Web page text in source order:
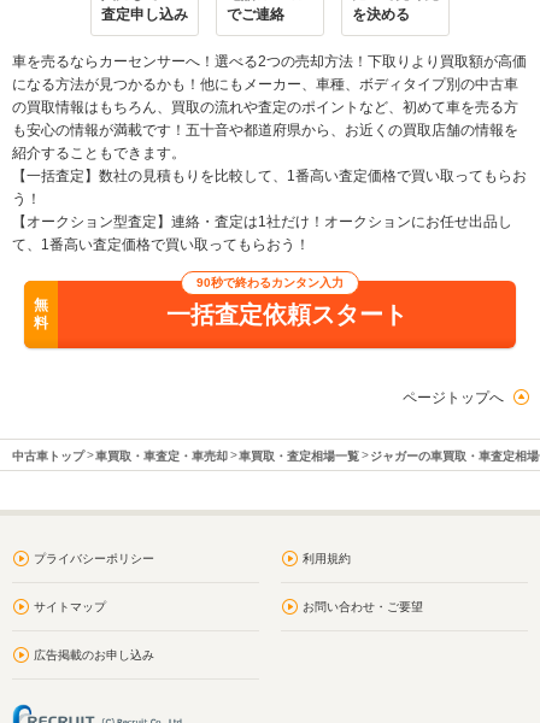
査定申し込み
でご連絡
を決める
車を売るならカーセンサーへ！選べる2つの売却方法！下取りより買取額が高価
になる方法が見つかるかも！他にもメーカー、車種、ボディタイプ別の中古車
の買取情報はもちろん、買取の流れや査定のポイントなど、初めて車を売る方
も安心の情報が満載です！五十音や都道府県から、お近くの買取店舗の情報を
紹介することもできます。
【一括査定】数社の見積もりを比較して、1番高い査定価格で買い取ってもらお
う！
【オークション型査定】連絡・査定は1社だけ！オークションにお任せ出品し
て、1番高い査定価格で買い取ってもらおう！
無
料
90秒で終わるカンタン入力
一括査定依頼スタート
ページトップへ
中古車トップ 車買取・車査定・車売却 車買取・査定相場一覧 ジャガーの車買取・車査定相
プライバシーポリシー 利用規約
サイトマップ お問い合わせ・ご要望
広告掲載のお申し込み